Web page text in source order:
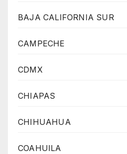
BAJA CALIFORNIA SUR
CAMPECHE
CDMX
CHIAPAS
CHIHUAHUA
COAHUILA